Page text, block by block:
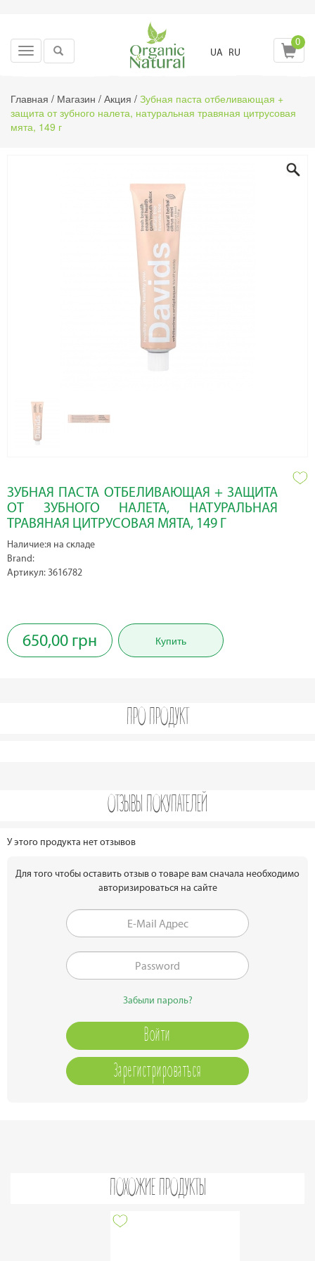
Toggle
UA RU
0
Главная / Магазин / Акция / Зубная паста отбеливающая +
защита от зубного налета, натуральная травяная цитрусовая
мята, 149 г
ЗУБНАЯ ПАСТА ОТБЕЛИВАЮЩАЯ + ЗАЩИТА
ОТ ЗУБНОГО НАЛЕТА, НАТУРАЛЬНАЯ
ТРАВЯНАЯ ЦИТРУСОВАЯ МЯТА, 149 Г
Наличие:я на складе
Brand:
Артикул: 3616782
650,00 грн Купить
ПРО ПРОДУКТ
ОТЗЫВЫ ПОКУПАТЕЛЕЙ
У этого продукта нет отзывов
Для того чтобы оставить отзыв о товаре вам сначала необходимо
авторизироваться на сайте
Забыли пароль?
Зарегистрироваться
ПОХОЖИЕ ПРОДУКТЫ